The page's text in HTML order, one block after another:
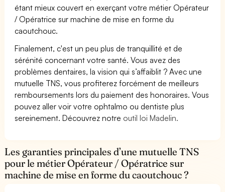
étant mieux couvert en exerçant votre métier Opérateur
/ Opératrice sur machine de mise en forme du
caoutchouc.
Finalement, c'est un peu plus de tranquillité et de
sérénité concernant votre santé. Vous avez des
problèmes dentaires, la vision qui s’affaiblit ? Avec une
mutuelle TNS, vous profiterez forcément de meilleurs
remboursements lors du paiement des honoraires. Vous
pouvez aller voir votre ophtalmo ou dentiste plus
sereinement. Découvrez notre outil loi Madelin.
Les garanties principales d’une mutuelle TNS
pour le métier Opérateur / Opératrice sur
machine de mise en forme du caoutchouc ?